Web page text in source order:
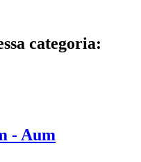
categoria:
- Aum